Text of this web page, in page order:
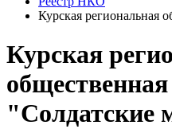
Курская региональная
Курская
"Солдатские